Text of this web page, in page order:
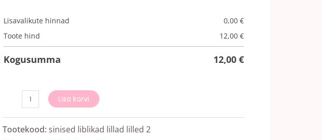
Lisavalikute hinnad 0,00 €
Toote hind
12,00 €
Kogusumma 12,00 €
Lisa korvi
Tootekood: sinised liblikad lillad lilled 2